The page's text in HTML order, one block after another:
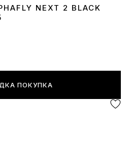
NEXT 2 BLACK
ПОКУПКА